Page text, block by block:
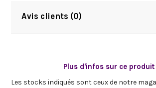
Avis clients (0)
Plus d'infos sur ce produit
Les stocks indiqués sont ceux de notre